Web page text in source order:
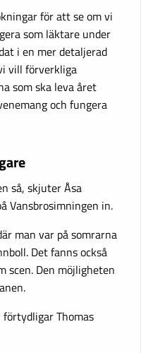
för att se om vi
som läktare under
i en mer detaljerad
vill förverkliga
som ska leva året
och fungera
så, skjuter Åsa
Vansbrosimningen in.
man var på somrarna
Det fanns också
scen. Den möjligheten
Thomas